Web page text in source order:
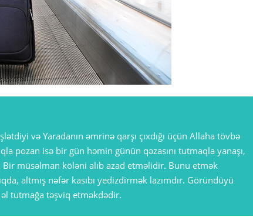
və Yaradanın əmrinə qarşı çıxdığı üçün Allaha tövbə
pozan isə bir gün həmin günün qəzasını tutmaqla yanaşı,
müsəlman köləni alıb azad etməlidir. Bunu etmək
altmış nəfər kasıbı yedizdirmək lazımdır. Göründüyü
tutmağa təşviq etməkdədir.